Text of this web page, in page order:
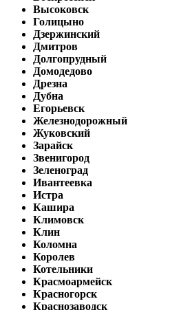
Высоковск
Голицыно
Дзержинский
Дмитров
Долгопрудный
Домодедово
Дрезна
Дубна
Егорьевск
Железнодорожный
Жуковский
Зарайск
Звенигород
Зеленоград
Ивантеевка
Истра
Кашира
Климовск
Клин
Коломна
Королев
Котельники
Красмоармейск
Красногорск
Краснозаводск